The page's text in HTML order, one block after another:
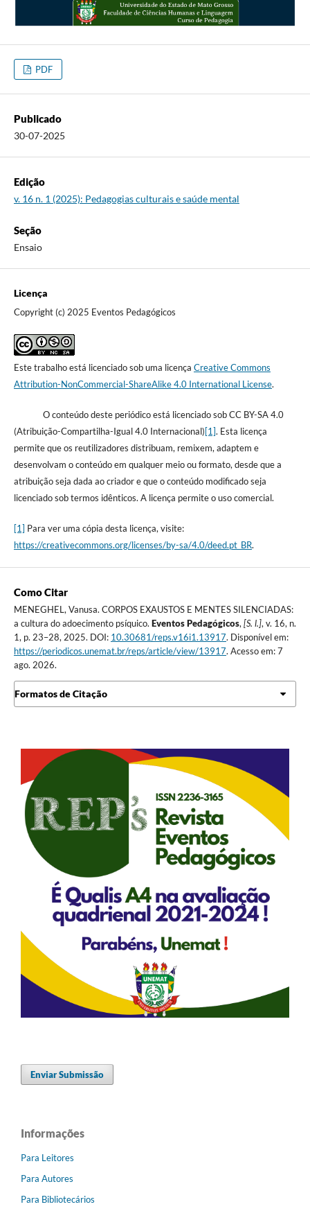
PDF
Publicado
30-07-2025
Edição
v. 16 n. 1 (2025): Pedagogias culturais e saúde mental
Seção
Ensaio
Licença
Copyright (c) 2025 Eventos Pedagógicos
Este trabalho está licenciado sob uma licença Creative Commons
Attribution-NonCommercial-ShareAlike 4.0 International License.
O conteúdo deste periódico está licenciado sob CC BY-SA 4.0
(Atribuição-Compartilha-Igual 4.0 Internacional)[1]. Esta licença
permite que os reutilizadores distribuam, remixem, adaptem e
desenvolvam o conteúdo em qualquer meio ou formato, desde que a
atribuição seja dada ao criador e que o conteúdo modificado seja
licenciado sob termos idênticos. A licença permite o uso comercial.
[1] Para ver uma cópia desta licença, visite:
https://creativecommons.org/licenses/by-sa/4.0/deed.pt_BR.
Como Citar
MENEGHEL, Vanusa. CORPOS EXAUSTOS E MENTES SILENCIADAS:
a cultura do adoecimento psíquico. Eventos Pedagógicos, [S. l.], v. 16, n.
1, p. 23–28, 2025. DOI: 10.30681/reps.v16i1.13917. Disponível em:
https://periodicos.unemat.br/reps/article/view/13917. Acesso em: 7
ago. 2026.
Formatos de Citação
Enviar Submissão
Informações
Para Leitores
Para Autores
Para Bibliotecários